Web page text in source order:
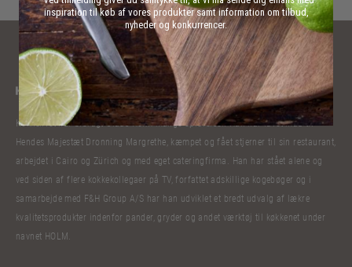
Kokkelivet har bibragt Claus Holm mange oplevelser. Han har lavet mad til
Hendes Majestæt Dronning Margrethe, kæmpet og fået stjerner til sin restaurant,
arbejdet i Cairo og Zürich og med eget cateringfirma. Han har stået alene og
ved siden af flere kokkekollegaer på TV, forfattet adskillige kogebøger og i
samarbejde med F&H Group A/S har han udviklet et bredt udvalg af lækre
kvalitetsprodukter indenfor pander, gryder og andet værktøj til køkkenet under
navnet HOLM.
inspiration til køb af vores produkter samt information om tilbud,
nyheder og konkurrencer.